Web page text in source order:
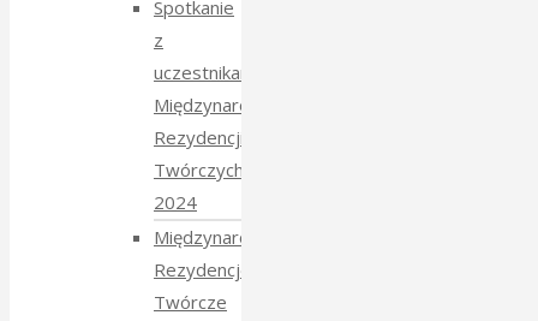
Spotkanie
z
uczestnikami
Międzynarodowych
Rezydencji
Twórczych
2024
Międzynarodowe
Rezydencje
Twórcze